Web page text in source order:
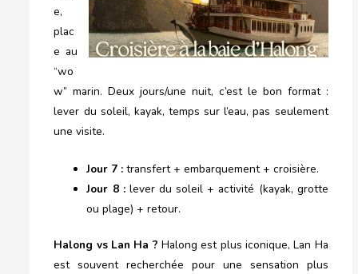
e,
plac
e au
“wo
w” marin. Deux jours/une nuit, c’est le bon format :
lever du soleil, kayak, temps sur l’eau, pas seulement
une visite.
Jour 7 : transfert + embarquement + croisière.
Jour 8 :lever du soleil + activité (kayak, grotte
ou plage) + retour.
Halong vs Lan Ha ? Halong est plus iconique, Lan Ha
est souvent recherchée pour une sensation plus